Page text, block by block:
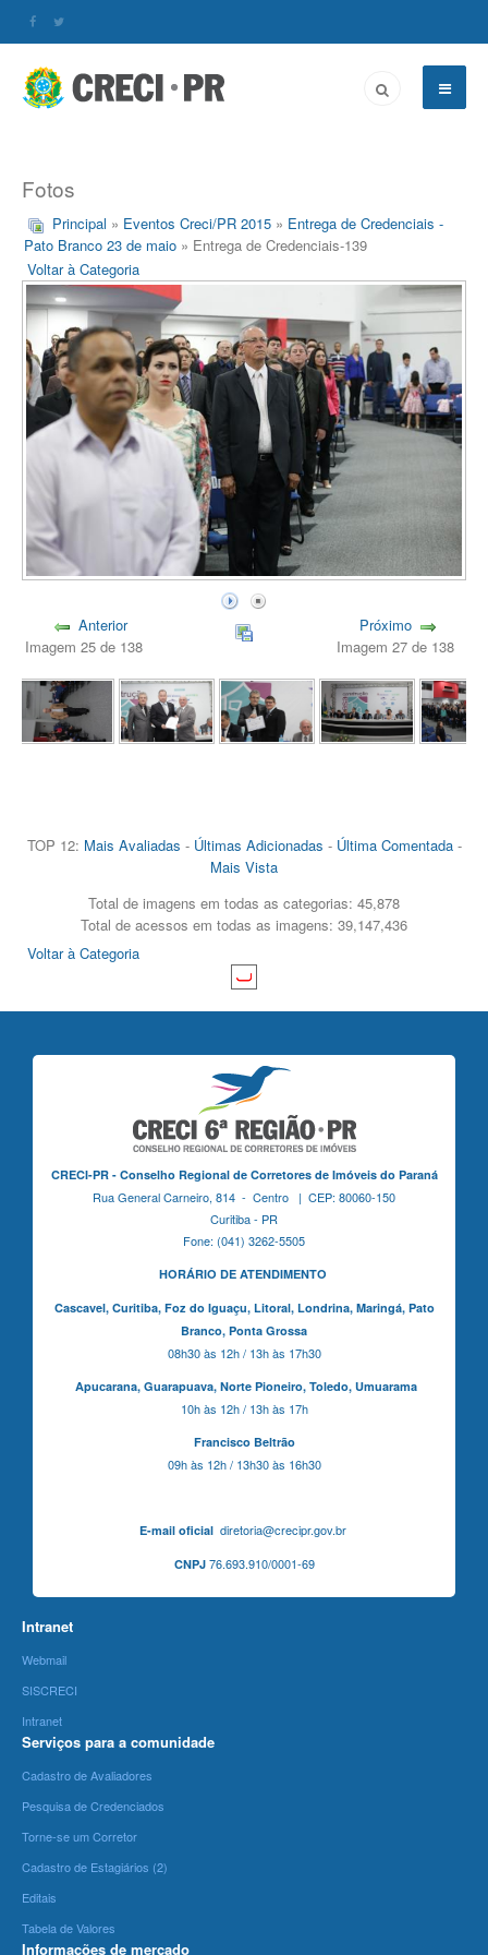
Fotos
Principal » Eventos Creci/PR 2015 » Entrega de Credenciais -
Pato Branco 23 de maio » Entrega de Credenciais-139
Voltar à Categoria
Anterior
Imagem 25 de 138
Próximo
Imagem 27 de 138
TOP 12: Mais Avaliadas - Últimas Adicionadas - Última Comentada-
Mais Vista
Total de imagens em todas as categorias: 45,878
Total de acessos em todas as imagens: 39,147,436
Voltar à Categoria
CRECI-PR - Conselho Regional de Corretores de Imóveis do Paraná
Rua General Carneiro, 814 - Centro | CEP: 80060-150
Curitiba - PR
Fone: (041) 3262-5505
HORÁRIO DE ATENDIMENTO
Cascavel, Curitiba,Foz do Iguaçu, Litoral, Londrina, Maringá, Pato
Branco, Ponta Grossa
08h30 às 12h / 13h às 17h30
Apucarana, Guarapuava, Norte Pioneiro, Toledo, Umuarama
10h às 12h / 13h às 17h
Francisco Beltrão
09h às 12h / 13h30 às 16h30
E-mail oficialdiretoria@crecipr.gov.br
CNPJ76.693.910/0001-69
Intranet
Webmail
SISCRECI
Intranet
Serviços para a comunidade
Cadastro de Avaliadores
Pesquisa de Credenciados
Torne-se um Corretor
Cadastro de Estagiários (2)
Editais
Tabela de Valores
Informações de mercado